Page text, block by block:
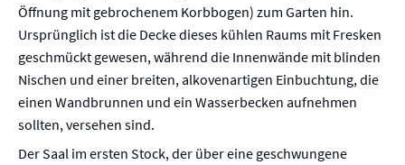
Öffnung mit gebrochenem Korbbogen) zum Garten hin.
Ursprünglich ist die Decke dieses kühlen Raums mit Fresken
geschmückt gewesen, während die Innenwände mit blinden
Nischen und einer breiten, alkovenartigen Einbuchtung, die
einen Wandbrunnen und ein Wasserbecken aufnehmen
sollten, versehen sind.
Der Saal im ersten Stock, der über eine geschwungene